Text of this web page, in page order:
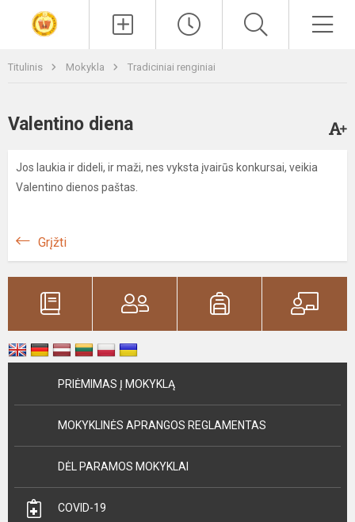
Titulinis Mokykla Tradiciniai renginiai
Valentino diena
Jos laukia ir dideli, ir maži, nes vyksta įvairūs konkursai, veikia
Valentino dienos paštas.
Grįžti
PRIĖMIMAS Į MOKYKLĄ
MOKYKLINĖS APRANGOS REGLAMENTAS
DĖL PARAMOS MOKYKLAI
COVID-19